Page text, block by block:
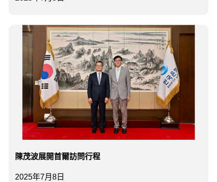
2025年7月8日
陳茂波展開首爾訪問行程